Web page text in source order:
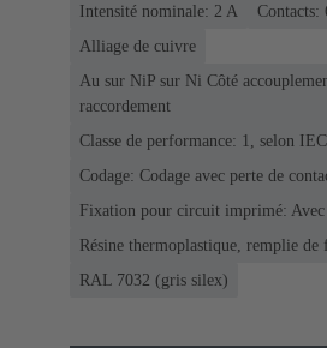
Intensité nominale: ‌2 A
Contacts:
Alliage de cuivre
Au sur NiP sur Ni Côté
raccordement
Classe de performance: 1, selon
Codage: Codage avec perte de
Fixation pour circuit imprimé:
Résine thermoplastique, remplie de
RAL 7032 (gris silex)